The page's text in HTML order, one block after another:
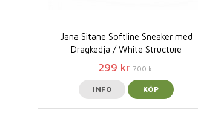
Jana Sitane Softline Sneaker med
Dragkedja / White Structure
299 kr 700 kr
INFO KÖP